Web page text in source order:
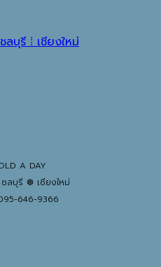
บุรี ⁞ เชียงใหม่
A DAY
ลบุรี ❆ เชียงใหม่
646-9366